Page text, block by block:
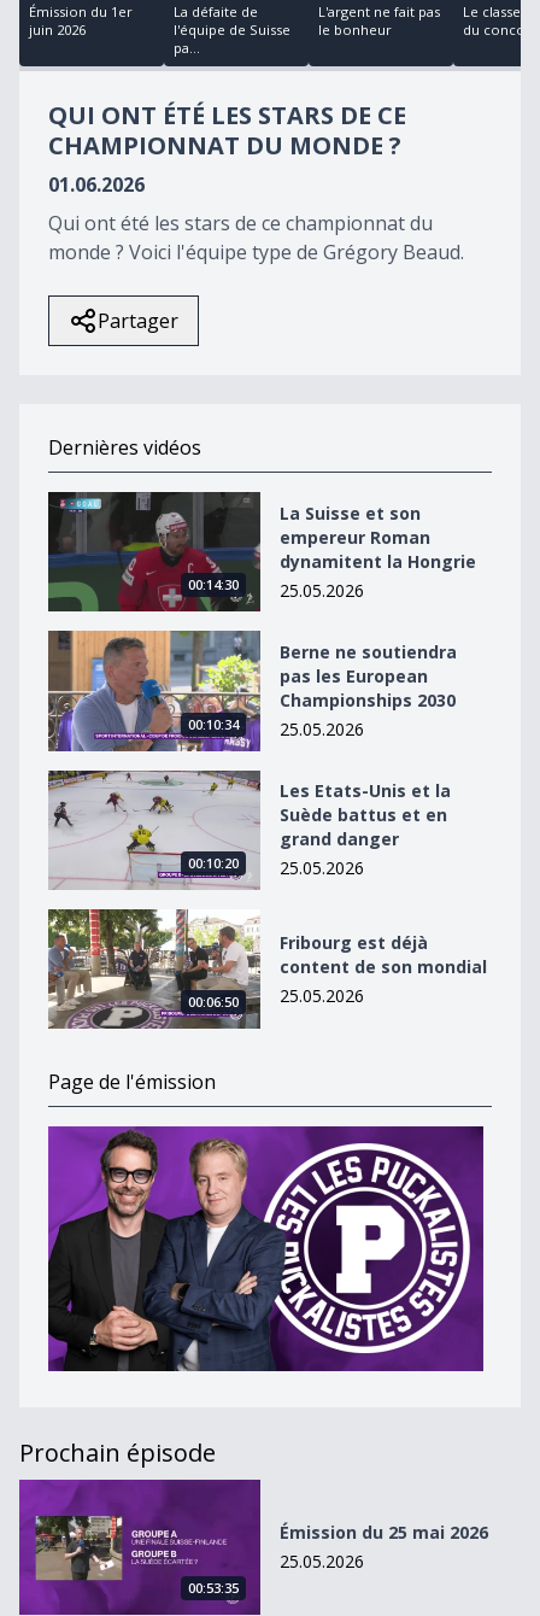
54
minutes,
seconds
Émission du 1er
juin 2026
La défaite de
l'équipe de Suisse
pa...
L'argent ne fait pas
le bonheur
Le
du
QUI ONT ÉTÉ LES STARS DE CE
CHAMPIONNAT DU MONDE ?
01.06.2026
Qui ont été les stars de ce championnat du
monde ? Voici l'équipe type de Grégory Beaud.
Partager
Dernières vidéos
La Suisse et son empereur Roman dynamitent la
00:14:30
La Suisse et son
empereur Roman
dynamitent la Hongrie
25.05.2026
Berne ne soutiendra pas les European
00:10:34
Berne ne soutiendra
pas les European
Championships 2030
25.05.2026
Les Etats-Unis et la Suède battus et en grand danger
00:10:20
Les Etats-Unis et la
Suède battus et en
grand danger
25.05.2026
Fribourg est déjà content de son mondial
00:06:50
Fribourg est déjà
content de son mondial
25.05.2026
Page de l'émission
Prochain épisode
Émission du 25 mai 2026
00:53:35
Émission du 25 mai 2026
25.05.2026